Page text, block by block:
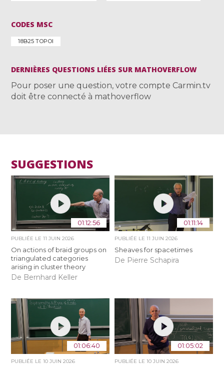
CODES MSC
18B25 TOPOI
DERNIÈRES QUESTIONS LIÉES SUR MATHOVERFLOW
Pour poser une question, votre compte Carmin.tv
doit être connecté à mathoverflow
SUGGESTIONS
01:12:56
PUBLIÉE LE11 JUIN 2026
On actions of braid groups on
triangulated categories
arising in cluster theory
De Bernhard Keller
01:11:14
PUBLIÉE LE 11 JUIN 2026
Sheaves for spacetimes
De Pierre Schapira
01:06:40
PUBLIÉE LE10 JUIN 2026
01:05:02
PUBLIÉE LE 10 JUIN 2026